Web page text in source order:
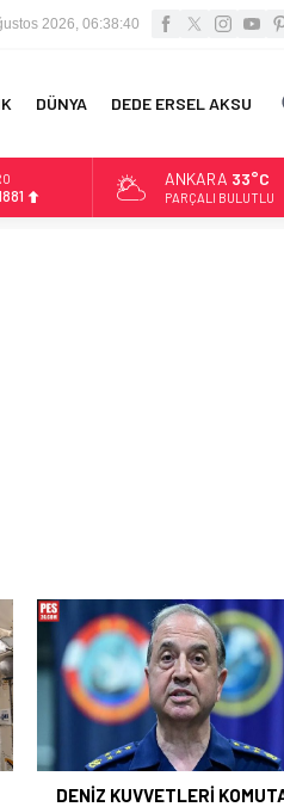
2026, 06:38:42
DÜNYA DEDE ERSEL AKSU
ANKARA 33°C
PARÇALI BULUTLU
DENİZ KUVVETLERİ